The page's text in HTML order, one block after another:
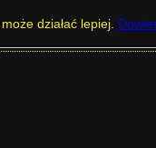
WRF
działać lepiej.